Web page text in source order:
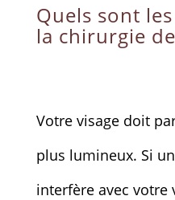
Quels sont
la chirurgie
Votre visage doit
plus lumineux. Si
interfère avec votre